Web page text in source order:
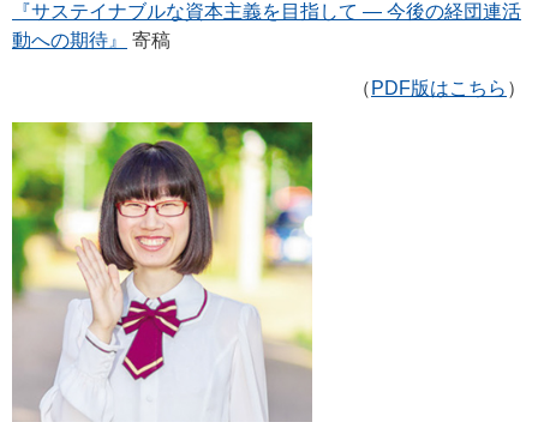
『サステイナブルな資本主義を目指して ― 今後の経団連活
動への期待』
寄稿
（ PDF版はこちら ）